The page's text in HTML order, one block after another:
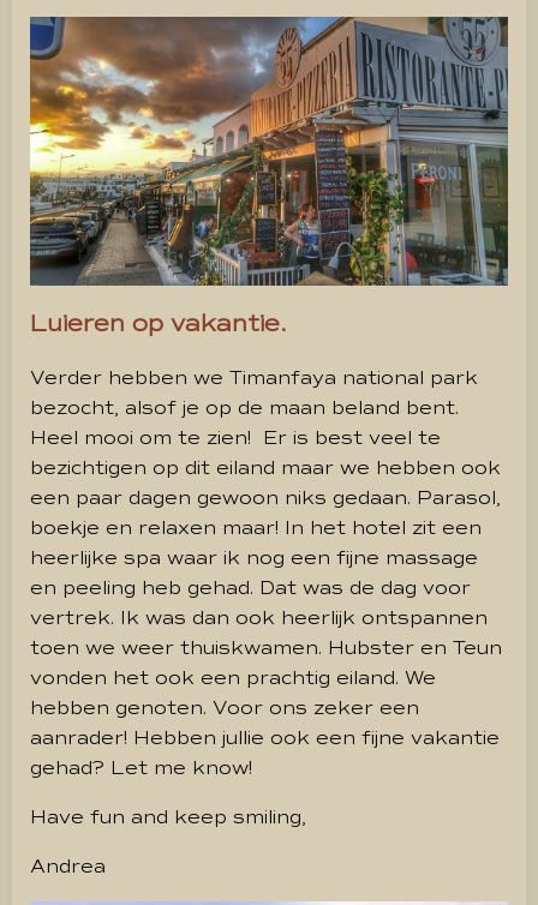
Luieren op vakantie.
Verder hebben we Timanfaya national park
bezocht, alsof je op de maan beland bent.
Heel mooi om te zien! Er is best veel te
bezichtigen op dit eiland maar we hebben ook
een paar dagen gewoon niks gedaan. Parasol,
boekje en relaxen maar! In het hotel zit een
heerlijke spa waar ik nog een fijne massage
en peeling heb gehad. Dat was de dag voor
vertrek. Ik was dan ook heerlijk ontspannen
toen we weer thuiskwamen. Hubster en Teun
vonden het ook een prachtig eiland. We
hebben genoten. Voor ons zeker een
aanrader! Hebben jullie ook een fijne vakantie
gehad? Let me know!
Have fun and keep smiling,
Andrea